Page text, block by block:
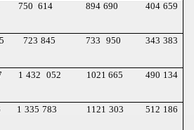
750 614 894 690 404 659
723 845 733 950 343 383
432 052 1021 665 490 134
335 783 1121 303 512 186